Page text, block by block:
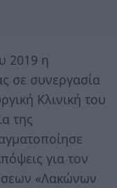
2019 η
σε συνεργασία
Κλινική του
της
για τον
«Λακώνων